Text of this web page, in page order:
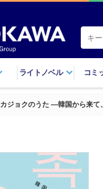
ライトノベル コミ
カジョクのうた ―韓国から来